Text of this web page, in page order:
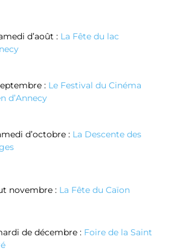
d’août : La Fête du lac
: Le Festival du Cinéma
d’Annecy
d’octobre : La Descente des
novembre : La Fête du Caïon
de décembre : Foire de la Saint